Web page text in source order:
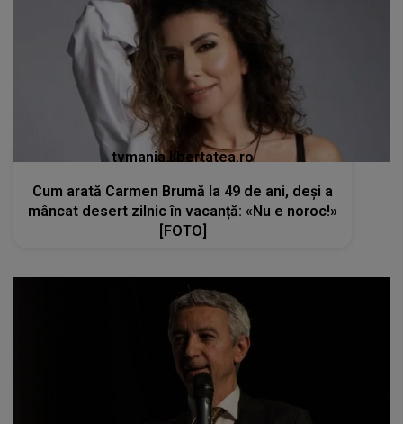
tvmania.libertatea.ro
Cum arată Carmen Brumă la 49 de ani, deși a
mâncat desert zilnic în vacanță: «Nu e noroc!»
[FOTO]